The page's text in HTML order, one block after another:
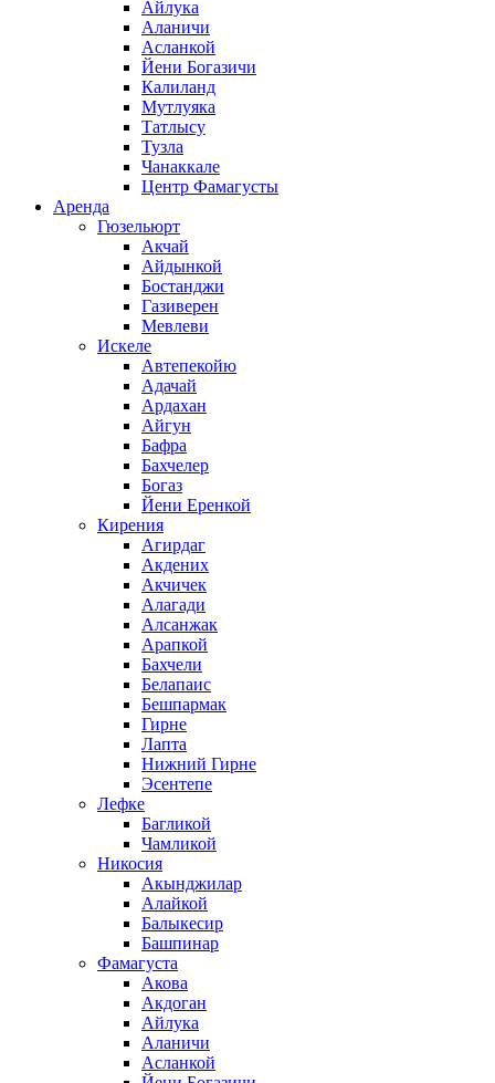
Айлука
Аланичи
Асланкой
Йени Богазичи
Калиланд
Мутлуяка
Татлысу
Тузла
Чанаккале
Центр Фамагусты
Аренда
Гюзельюрт
Акчай
Айдынкой
Бостанджи
Газиверен
Мевлеви
Искеле
Автепекойю
Адачай
Ардахан
Айгун
Бафра
Бахчелер
Богаз
Йени Еренкой
Кирения
Агирдаг
Акдених
Акчичек
Алагади
Алсанжак
Арапкой
Бахчели
Белапаис
Бешпармак
Гирне
Лапта
Нижний Гирне
Эсентепе
Лефке
Багликой
Чамликой
Никосия
Акынджилар
Алайкой
Балыкесир
Башпинар
Фамагуста
Акова
Акдоган
Айлука
Аланичи
Асланкой